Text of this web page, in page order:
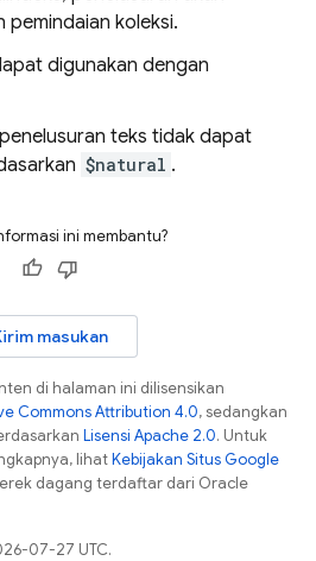
pemindaian koleksi.
digunakan dengan
teks tidak dapat
$natural .
ini membantu?
masukan
di halaman ini dilisensikan
Commons Attribution 4.0, sedangkan
Lisensi Apache 2.0. Untuk
lihatKebijakan Situs Google
dagang terdaftar dari Oracle
07-27 UTC.